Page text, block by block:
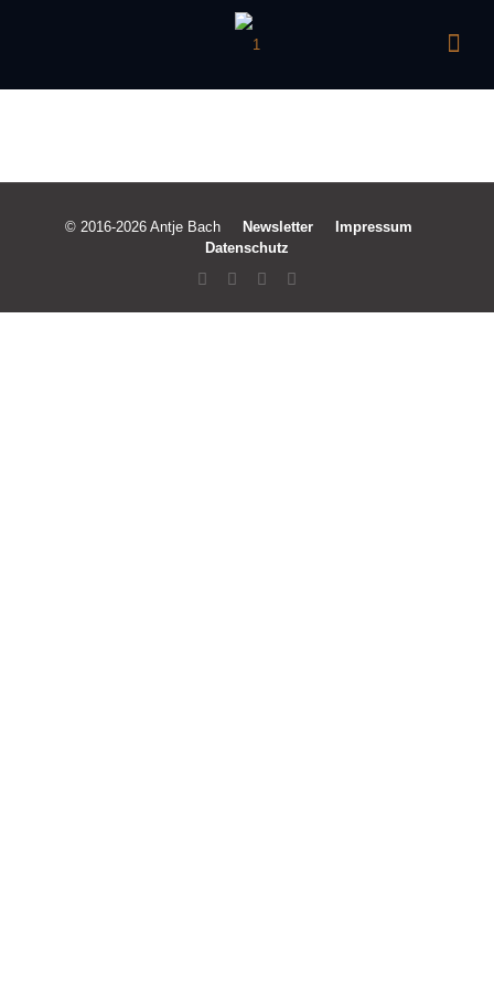
© 2016-2026 Antje Bach Newsletter
Impressum
Datenschutz